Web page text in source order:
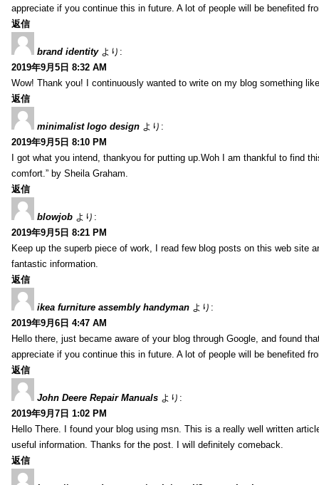
appreciate if you continue this in future. A lot of people will be benefited
返信
brand identity より:
2019年9月5日 8:32 AM
Wow! Thank you! I continuously wanted to write on my blog something
返信
minimalist logo design より:
2019年9月5日 8:10 PM
I got what you intend, thankyou for putting up.Woh I am thankful to find
comfort.” by Sheila Graham.
返信
blowjob より:
2019年9月5日 8:21 PM
Keep up the superb piece of work, I read few blog posts on this web site
fantastic information.
返信
ikea furniture assembly handyman より:
2019年9月6日 4:47 AM
Hello there, just became aware of your blog through Google, and found
appreciate if you continue this in future. A lot of people will be benefited
返信
John Deere Repair Manuals より:
2019年9月7日 1:02 PM
Hello There. I found your blog using msn. This is a really well written
useful information. Thanks for the post. I will definitely comeback.
返信